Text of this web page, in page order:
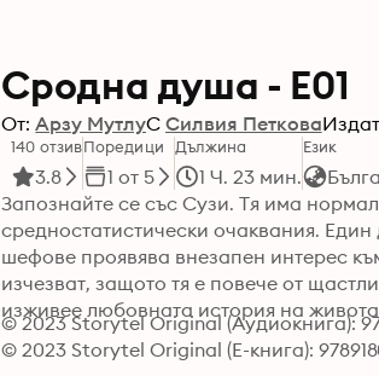
Сродна душа - E01
От: Арзу МутлуС Силвия Петкова
140 отзив
3.8
Поредици
1 от 5
Дължина
1 Ч. 23 мин.
Език
Запознайте се със Сузи. Тя има
средностатистически очаквания.
шефове проявява внезапен интерес
изчезват, защото тя е повече от
изживее любовната история на
© 2023 Storytel Original (Аудиокнига):
© 2023 Storytel Original (Е-книга):